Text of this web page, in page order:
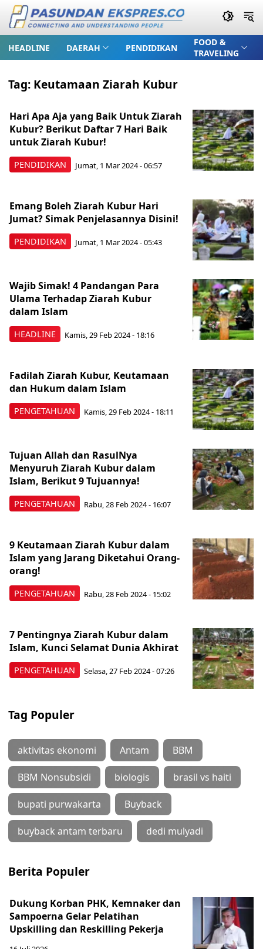
HEADLINE DAERAH PENDIDIKAN
FOOD &
TRAVELING
Tag: Keutamaan Ziarah Kubur
PENDIDIKAN
Hari Apa Aja yang Baik Untuk Ziarah
Kubur? Berikut Daftar 7 Hari Baik
untuk Ziarah Kubur!
Jumat, 1 Mar 2024 - 06:57
PENDIDIKAN
Emang Boleh Ziarah Kubur Hari
Jumat? Simak Penjelasannya Disini!
Jumat, 1 Mar 2024 - 05:43
HEADLINE
Wajib Simak! 4 Pandangan Para
Ulama Terhadap Ziarah Kubur
dalam Islam
Kamis, 29 Feb 2024 - 18:16
PENGETAHUAN
Fadilah Ziarah Kubur, Keutamaan
dan Hukum dalam Islam
Kamis, 29 Feb 2024 - 18:11
PENGETAHUAN
Tujuan Allah dan RasulNya
Menyuruh Ziarah Kubur dalam
Islam, Berikut 9 Tujuannya!
Rabu, 28 Feb 2024 - 16:07
PENGETAHUAN
9 Keutamaan Ziarah Kubur dalam
Islam yang Jarang Diketahui Orang-
orang!
Rabu, 28 Feb 2024 - 15:02
PENGETAHUAN
7 Pentingnya Ziarah Kubur dalam
Islam, Kunci Selamat Dunia Akhirat
Selasa, 27 Feb 2024 - 07:26
Tag Populer
aktivitas ekonomi Antam BBM
BBM Nonsubsidi biologis brasil vs haiti
bupati purwakarta Buyback
buyback antam terbaru dedi mulyadi
Berita Populer
Dukung Korban PHK, Kemnaker dan
Sampoerna Gelar Pelatihan
Upskilling dan Reskilling Pekerja